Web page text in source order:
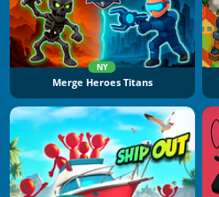
NY
Merge Heroes Titans